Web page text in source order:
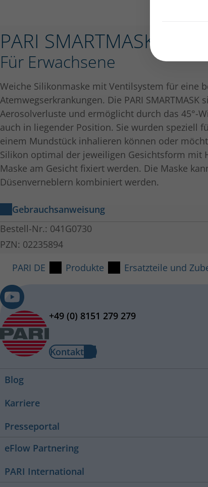
PARI SMARTMASK
Für Erwachsene
Weiche Silikonmaske mit Ventilsystem für eine
Atemwegserkrankungen. Die PARI
Aerosolverluste und ermöglicht durch das 45°-
auch in liegender Position. Sie wurden speziell
einem Mundstück inhalieren können oder
Silikon optimal der jeweiligen Gesichtsform mit
Maske am Gesicht fixiert werden. Die Maske
Düsenverneblern kombiniert werden.
Gebrauchsanweisung
PARI SMARTMASK Baby / PARI
Bestell-Nr.: 041G0730
PZN: 02235894
PARI DE
Produkte Ersatzteile und
+49 (0) 8151 279 279
Kontakt
Blog
Karriere
Presseportal
eFlow Partnering
PARI International